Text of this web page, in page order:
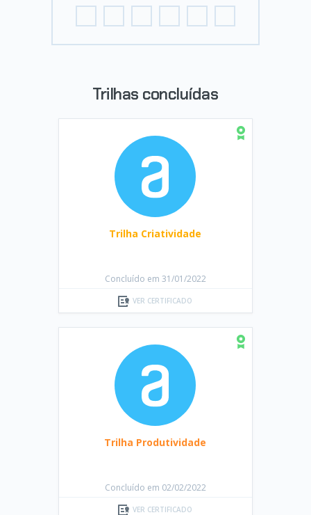
Trilhas concluídas
Trilha Criatividade
Concluído em 31/01/2022
VER CERTIFICADO
Trilha Produtividade
Concluído em 02/02/2022
VER CERTIFICADO